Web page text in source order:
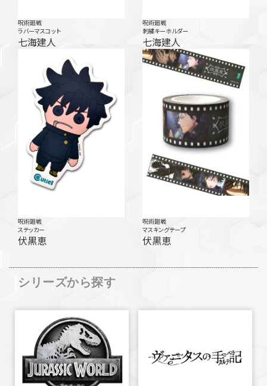
呪術廻戦
ラバーマスコット
七海建人
呪術廻戦
刺繍キーホルダー
七海建人
呪術廻戦
ステッカー
伏黒恵
呪術廻戦
マスキングテープ
伏黒恵
シリーズから探す